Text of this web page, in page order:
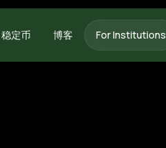
稳定币 博客 For Institutions